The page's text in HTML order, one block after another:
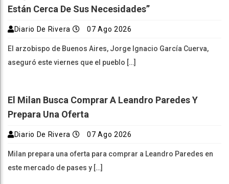
Están Cerca De Sus Necesidades”
Diario De Rivera 07 Ago 2026
El arzobispo de Buenos Aires, Jorge Ignacio García Cuerva,
aseguró este viernes que el pueblo […]
El Milan Busca Comprar A Leandro Paredes Y
Prepara Una Oferta
Diario De Rivera 07 Ago 2026
Milan prepara una oferta para comprar a Leandro Paredes en
este mercado de pases y […]